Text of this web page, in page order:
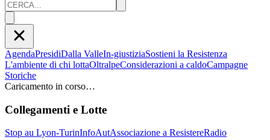
AgendaPresidiDalla ValleIn-giustiziaSostieni la Resistenza
L'ambiente di chi lottaOltralpeConsiderazioni a caldoCampagne
Storiche
Caricamento in corso…
Collegamenti e Lotte
Stop au Lyon-TurinInfoAutAssociazione a ResistereRadio